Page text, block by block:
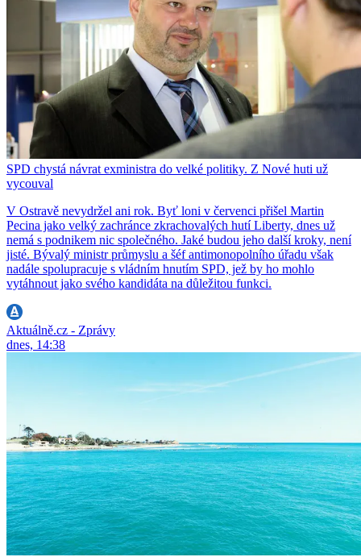
SPD chystá návrat exministra do velké politiky. Z Nové huti už
vycouval
V Ostravě nevydržel ani rok. Byť loni v červenci přišel Martin
Pecina jako velký zachránce zkrachovalých hutí Liberty, dnes už
nemá s podnikem nic společného. Jaké budou jeho další kroky, není
jisté. Bývalý ministr průmyslu a šéf antimonopolního úřadu však
nadále spolupracuje s vládním hnutím SPD, jež by ho mohlo
vytáhnout jako svého kandidáta na důležitou funkci.
Aktuálně.cz - Zprávy
dnes, 14:38